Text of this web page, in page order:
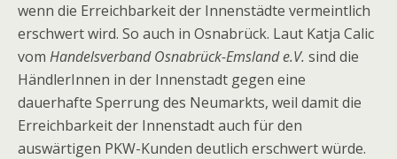
wenn die Erreichbarkeit der Innenstädte vermeintlich
erschwert wird. So auch in Osnabrück. Laut Katja Calic
vom Handelsverband Osnabrück-Emsland e.V. sind die
HändlerInnen in der Innenstadt gegen eine
dauerhafte Sperrung des Neumarkts, weil damit die
Erreichbarkeit der Innenstadt auch für den
auswärtigen PKW-Kunden deutlich erschwert würde.